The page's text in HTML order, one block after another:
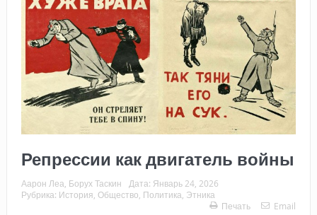
Репрессии как двигатель войны
Аарон Леа, Борух Таскин Дата: Январь 24, 2026
Рубрика: История Общество Политика Этника
Печать
Email